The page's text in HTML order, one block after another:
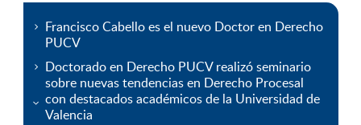
Francisco Cabello es el nuevo Doctor en Derecho
PUCV
Doctorado en Derecho PUCV realizó seminario
sobre nuevas tendencias en Derecho Procesal
con destacados académicos de la Universidad de
Valencia